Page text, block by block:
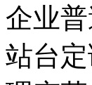
企业
站台